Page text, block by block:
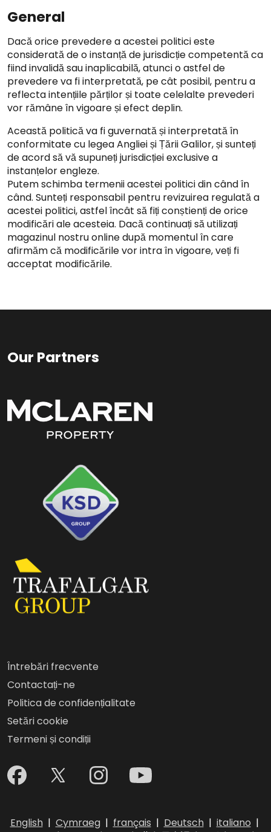
General
Dacă orice prevedere a acestei politici este
considerată de o instanță de jurisdicție competentă ca
fiind invalidă sau inaplicabilă, atunci o astfel de
prevedere va fi interpretată, pe cât posibil, pentru a
reflecta intențiile părților și toate celelalte prevederi
vor rămâne în vigoare și efect deplin.
Această politică va fi guvernată și interpretată în
conformitate cu legea Angliei și Țării Galilor, și sunteți
de acord să vă supuneți jurisdicției exclusive a
instanțelor engleze.
Putem schimba termenii acestei politici din când în
când. Sunteți responsabil pentru revizuirea regulată a
acestei politici, astfel încât să fiți conștienți de orice
modificări ale acesteia. Dacă continuați să utilizați
magazinul nostru online după momentul în care
afirmăm că modificările vor intra în vigoare, veți fi
acceptat modificările.
Întrebări frecvente
Contactați-ne
Politica de confidențialitate
Setări cookie
Termeni și condiții
Our Partners
English| Cymraeg| français | Deutsch| italiano |